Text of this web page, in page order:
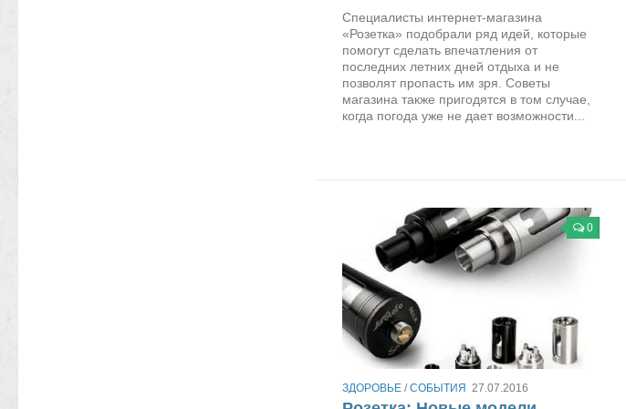
Специалисты интернет-магазина
«Розетка» подобрали ряд идей, которые
помогут сделать впечатления от
последних летних дней отдыха и не
позволят пропасть им зря. Советы
магазина также пригодятся в том случае,
когда погода уже не дает возможности...
0
ЗДОРОВЬЕ /СОБЫТИЯ 27.07.2016